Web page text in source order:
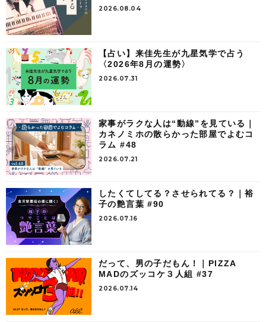
2026.08.04
【占い】来佳先生が九星気学で占う
〈2026年8月の運勢〉
2026.07.31
家事がラクな人は“動線”を見ている｜
カネノミホの散らかった部屋でよむコ
ラム #48
2026.07.21
したくてしてる？させられてる？｜裕
子の艶言葉 #90
2026.07.16
だって、男の子だもん！｜PIZZA
MADのズッコケ３人組 #37
2026.07.14